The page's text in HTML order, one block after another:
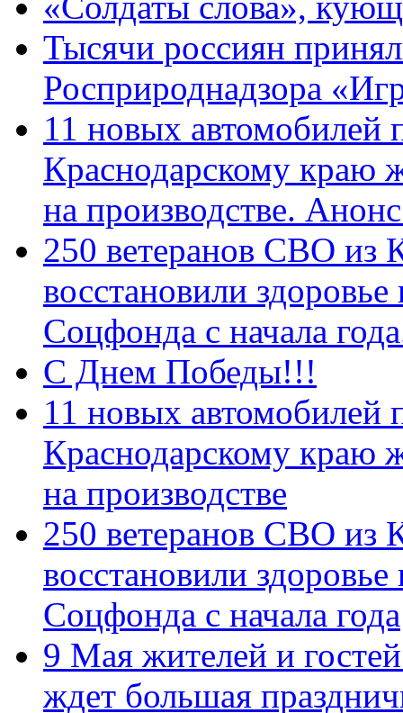
Тысячи россиян
Росприроднадзора
11 новых автомобилей
Краснодарскому краю
на производстве.
250 ветеранов СВО из
восстановили
Соцфонда с начала
С Днем Победы!!!
11 новых автомобилей
Краснодарскому краю
на производстве
250 ветеранов СВО из
восстановили
Соцфонда с начала года
9 Мая жителей и
ждет большая